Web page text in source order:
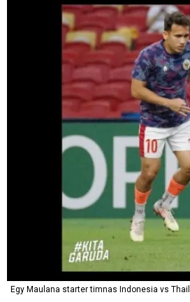
Egy Maulana starter timnas Indonesia vs